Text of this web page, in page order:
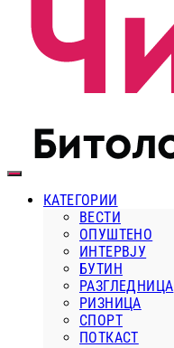
КАТЕГОРИИ
ВЕСТИ
ОПУШТЕНО
ИНТЕРВЈУ
БУТИН
РАЗГЛЕДНИЦА
РИЗНИЦА
СПОРТ
ПОТКАСТ